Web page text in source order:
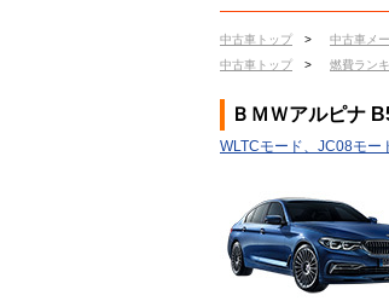
中古車トップ > 中古車メ
中古車トップ
> 燃費ラン
ＢＭＷアルピナ
WLTCモード、JC08モー